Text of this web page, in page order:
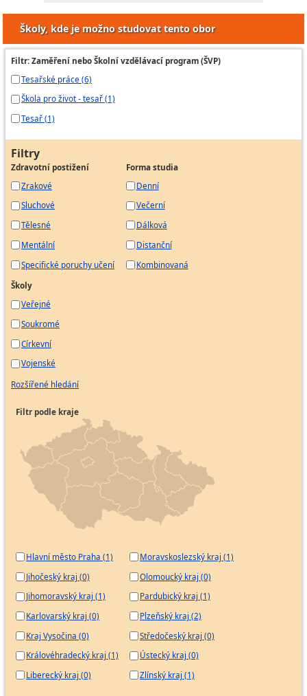
Školy, kde je možno studovat tento obor
Filtr: Zaměření nebo Školní vzdělávací program (ŠVP)
Tesařské práce (6)
Škola pro život - tesař (1)
Tesař (1)
Filtry
Zdravotní postižení
Zrakové
Sluchové
Tělesné
Mentální
Specifické poruchy učení
Forma studia
Denní
Večerní
Dálková
Distanční
Kombinovaná
Školy
Veřejné
Soukromé
Církevní
Vojenské
Rozšířené hledání
Filtr podle kraje
Hlavní město Praha (1)
Jihočeský kraj (0)
Jihomoravský kraj (1)
Karlovarský kraj (0)
Kraj Vysočina (0)
Královéhradecký kraj (1)
Liberecký kraj (0)
Moravskoslezský kraj (1)
Olomoucký kraj (0)
Pardubický kraj (1)
Plzeňský kraj (2)
Středočeský kraj (0)
Ústecký kraj (0)
Zlínský kraj (1)